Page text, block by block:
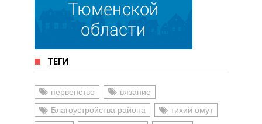
ТЕГИ
первенство
вязание
Благоустройства района
тихий омут